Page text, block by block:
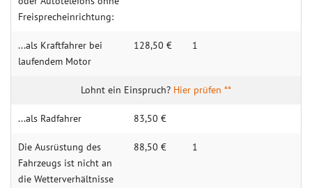
Frei­sprechein­richtung:
...als Kraft­fahrer bei
lau­fendem Motor
128,50 € 1
Hier prüfen **
...als Rad­fahrer 83,50 €
Die Ausrüs­tung des
Fahr­zeugs ist nicht an
die Wetter­verhält­nisse
88,50 € 1